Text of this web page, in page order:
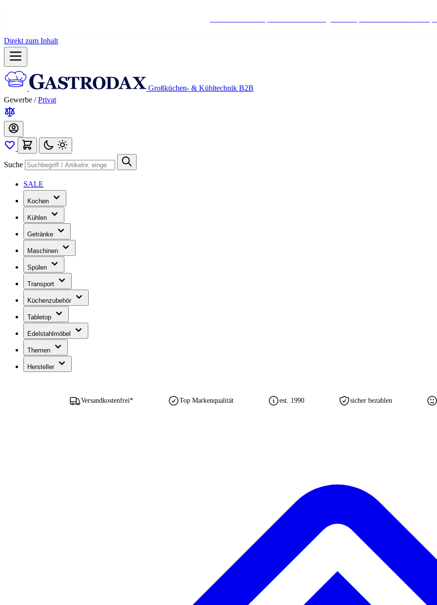
Direkt zum Inhalt
Großküchen- & Kühltechnik B2B
Gewerbe / Privat
Suche
SALE
Kochen
Kühlen
Getränke
Maschinen
Spülen
Transport
Küchenzubehör
Tabletop
Edelstahlmöbel
Themen
Hersteller
Versandkostenfrei* Top Markenqualität est. 1990 sicher bezahlen